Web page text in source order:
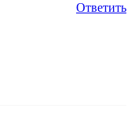
Ответить